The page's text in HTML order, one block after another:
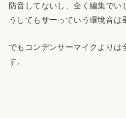
防音してないし、全く編集でい
うしてもサーっていう環境音は
でもコンデンサーマイクよりは
す。